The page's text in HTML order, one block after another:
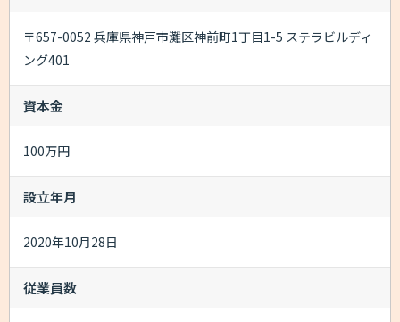
〒657-0052 兵庫県神戸市灘区神前町1丁目1-5 ステラビルディ
ング401
資本金
100万円
設立年月
2020年10月28日
従業員数